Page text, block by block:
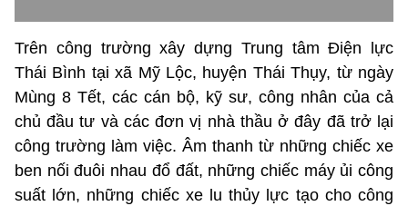
Trên công trường xây dựng Trung tâm Điện lực
Thái Bình tại xã Mỹ Lộc, huyện Thái Thụy, từ ngày
Mùng 8 Tết, các cán bộ, kỹ sư, công nhân của cả
chủ đầu tư và các đơn vị nhà thầu ở đây đã trở lại
công trường làm việc. Âm thanh từ những chiếc xe
ben nối đuôi nhau đổ đất, những chiếc máy ủi công
suất lớn, những chiếc xe lu thủy lực tạo cho công